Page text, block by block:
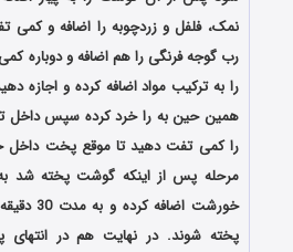
نمک، فلفل و زردچوبه را اضافه و کمی
رب گوجه فرنگی را هم اضافه و دوباره
را به ترکیب مواد اضافه کرده و اجازه
همین حین به را خرد کرده سپس داخل
را کمی تفت دهید تا موقع پخت داخل
مرحله پس از اینکه گوشت پخته شد
خورشت
پخته شوند. در نهایت هم در